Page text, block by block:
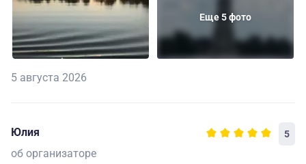
Еще 5 фото
5 августа 2026
Юлия 5
об организаторе